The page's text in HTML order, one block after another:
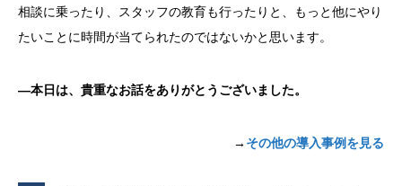
相談に乗ったり、スタッフの教育も行ったりと、もっと他にやり
たいことに時間が当てられたのではないかと思います。
―本日は、貴重なお話をありがとうございました。
→ その他の導入事例を見る